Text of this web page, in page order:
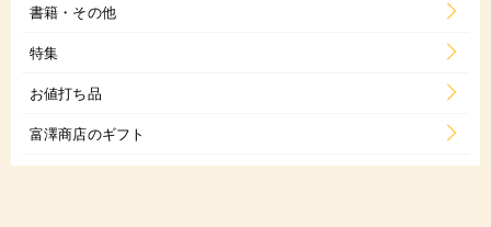
書籍・その他
特集
お値打ち品
富澤商店のギフト